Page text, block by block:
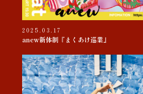
2025.03.17
anew新体制『まくあけ巡業』